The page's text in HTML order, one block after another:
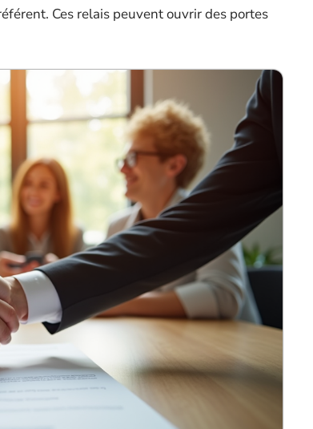
Ces relais peuvent ouvrir des portes